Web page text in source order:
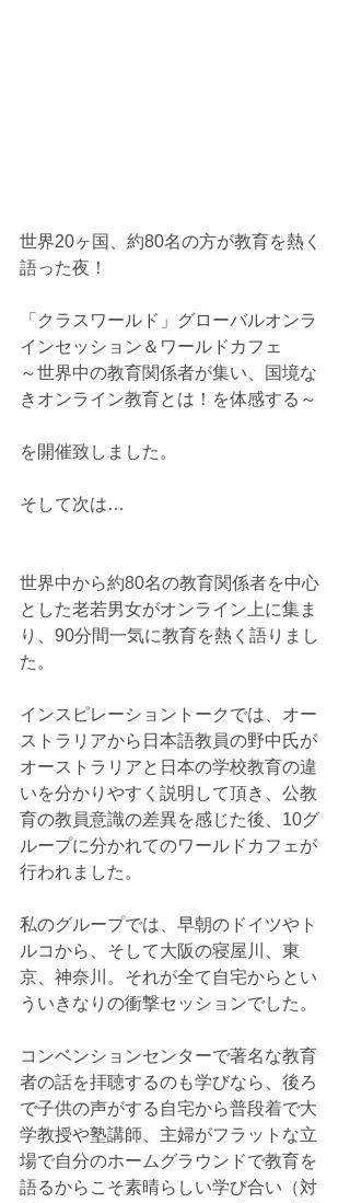
世界20ヶ国、約80名の方が教育を熱く
語った夜！
「クラスワールド」グローバルオンラ
インセッション＆ワールドカフェ
～世界中の教育関係者が集い、国境な
きオンライン教育とは！を体感する～
を開催致しました。
そして次は…
世界中から約80名の教育関係者を中心
とした老若男女がオンライン上に集ま
り、90分間一気に教育を熱く語りまし
た。
インスピレーショントークでは、オー
ストラリアから日本語教員の野中氏が
オーストラリアと日本の学校教育の違
いを分かりやすく説明して頂き、公教
育の教員意識の差異を感じた後、10グ
ループに分かれてのワールドカフェが
行われました。
私のグループでは、早朝のドイツやト
ルコから、そして大阪の寝屋川、東
京、神奈川。それが全て自宅からとい
ういきなりの衝撃セッションでした。
コンベンションセンターで著名な教育
者の話を拝聴するのも学びなら、後ろ
で子供の声がする自宅から普段着で大
学教授や塾講師、主婦がフラットな立
場で自分のホームグラウンドで教育を
語るからこそ素晴らしい学び合い（対